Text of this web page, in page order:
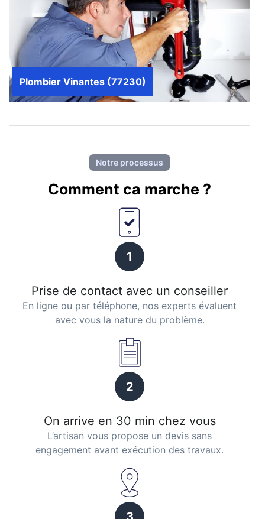
Plombier Vinantes (77230)
Notre processus
Comment ca marche ?
1
Prise de contact avec un conseiller
En ligne ou par téléphone, nos experts évaluent
avec vous la nature du problème.
2
On arrive en 30 min chez vous
L’artisan vous propose un devis sans
engagement avant exécution des travaux.